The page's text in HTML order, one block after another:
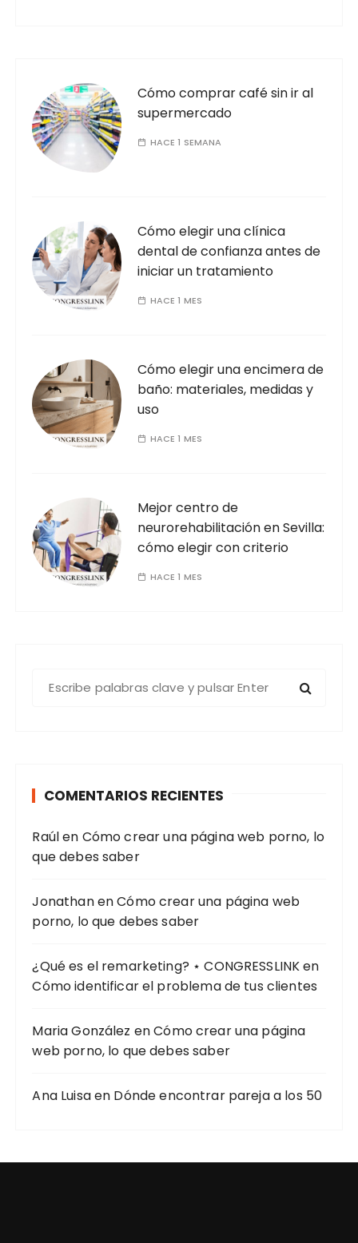
Cómo comprar café sin ir al
supermercado
HACE 1 SEMANA
Cómo elegir una clínica
dental de confianza antes de
iniciar un tratamiento
HACE 1 MES
Cómo elegir una encimera de
baño: materiales, medidas y
uso
HACE 1 MES
Mejor centro de
neurorehabilitación en Sevilla:
cómo elegir con criterio
HACE 1 MES
COMENTARIOS RECIENTES
Raúlen Cómo crear una página web porno, lo
que debes saber
JonathanenCómo crear una página web
porno, lo que debes saber
¿Qué es el remarketing? ⋆ CONGRESSLINKen
Cómo identificar el problema de tus clientes
Maria González enCómo crear una página
web porno, lo que debes saber
Ana Luisaen Dónde encontrar pareja a los 50